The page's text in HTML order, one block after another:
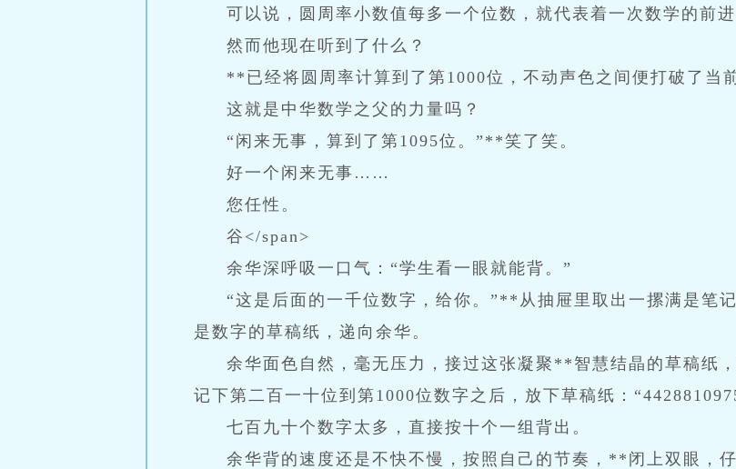
可以说，圆周率小数值每多一个位数，就代表着一次数学的前进
然而他现在听到了什么？
**已经将圆周率计算到了第1000位，不动声色之间便打破了当
这就是中华数学之父的力量吗？
“闲来无事，算到了第1095位。”**笑了笑。
好一个闲来无事……
您任性。
谷</span>
余华深呼吸一口气：“学生看一眼就能背。”
“这是后面的一千位数字，给你。”**从抽屉里取出一摞满是笔
是数字的草稿纸，递向余华。
余华面色自然，毫无压力，接过这张凝聚**智慧结晶的草稿纸
记下第二百一十位到第1000位数字之后，放下草稿纸：
七百九十个数字太多，直接按十个一组背出。
余华背的速度还是不快不慢，按照自己的节奏，**闭上双眼，